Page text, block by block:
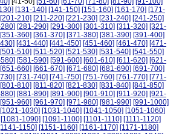
[131-140] [141-150] [151-160] [161-170] [171-
[201-210] [211-220] [221-230] [231-240] [241-250]
[281-290] [291-300] [301-310] [311-320] [321-
[351-360] [361-370] [371-380] [381-390] [391-400]
[431-440] [441-450] [451-460] [461-470] [471-
[501-510] [511-520] [521-530] [531-540] [541-550]
[581-590] [591-600] [601-610] [611-620] [621-
[651-660] [661-670] [671-680] [681-690] [691-700]
[731-740] [741-750] [751-760] [761-770] [771-
[801-810] [811-820] [821-830] [831-840] [841-850]
[881-890] [891-900] [901-910] [911-920] [921-
[951-960] [961-970] [971-980] [981-990] [991-1000]
[1021-1030] [1031-1040] [1041-1050] [1051-1060]
[1081-1090] [1091-1100] [1101-1110] [1111-1120]
1150] [1151-1160] [1161-1170] [1171-1180]